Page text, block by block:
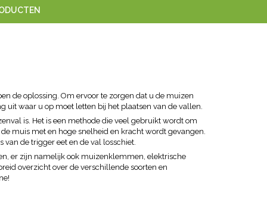
de oplossing. Om ervoor te zorgen dat u de muizen
uit waar u op moet letten bij het plaatsen van de vallen.
is. Het is een methode die veel gebruikt wordt om
muis met en hoge snelheid en kracht wordt gevangen.
de trigger eet en de val losschiet.
er zijn namelijk ook muizenklemmen, elektrische
overzicht over de verschillende soorten en